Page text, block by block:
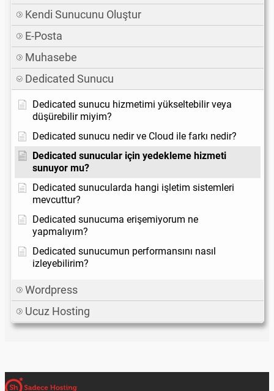
Kendi Sunucunu Oluştur
E-Posta
Muhasebe
Dedicated Sunucu
Dedicated sunucu hizmetimi yükseltebilir veya
düşürebilir miyim?
Dedicated sunucu nedir ve Cloud ile farkı nedir?
Dedicated sunucular için yedekleme hizmeti
sunuyor mu?
Dedicated sunucularda hangi işletim sistemleri
mevcuttur?
Dedicated sunucuma erişemiyorum ne
yapmalıyım?
Dedicated sunucumun performansını nasıl
izleyebilirim?
Wordpress
Ucuz Hosting